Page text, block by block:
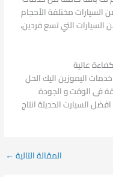
السيارات مختلفة الأحجام
التي تسع فردين،
عالية
اليموزين اليك الحل
فى الوقت و الجودة
السيارت الحديثة انتاج
المقالة التالية←